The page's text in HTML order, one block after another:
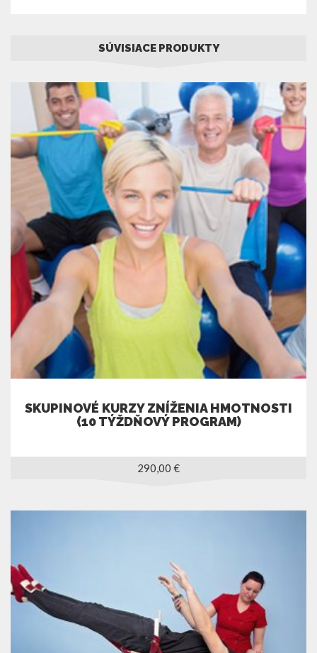
SÚVISIACE PRODUKTY
SKUPINOVÉ KURZY ZNÍŽENIA HMOTNOSTI
(10 TÝŽDŇOVÝ PROGRAM)
290,00 €